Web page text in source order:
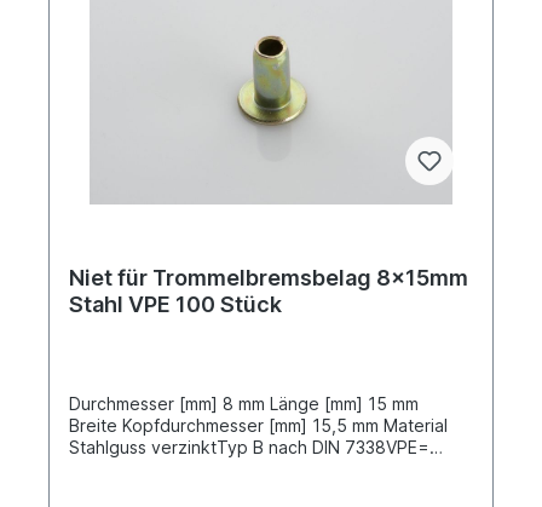
Niet für Trommelbremsbelag 8x15mm
Stahl VPE 100 Stück
Durchmesser [mm] 8 mm Länge [mm] 15 mm
Breite Kopfdurchmesser [mm] 15,5 mm Material
Stahlguss verzinktTyp B nach DIN 7338VPE=